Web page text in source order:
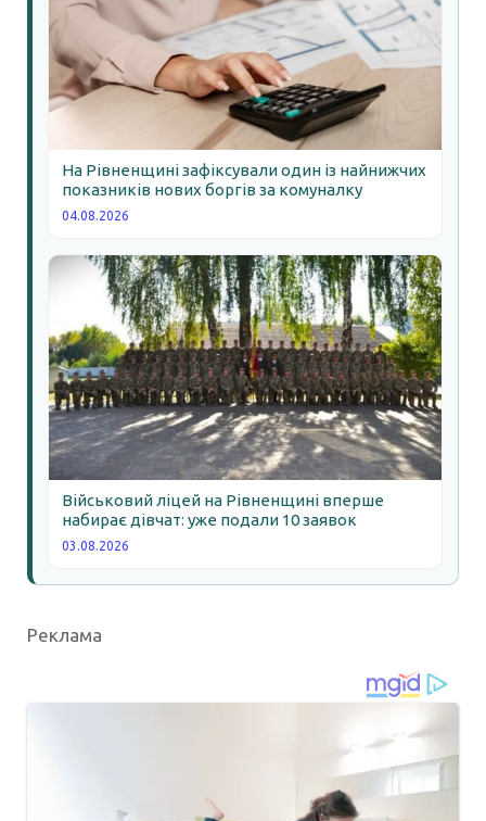
На Рівненщині зафіксували один із найнижчих
показників нових боргів за комуналку
04.08.2026
Військовий ліцей на Рівненщині вперше
набирає дівчат: уже подали 10 заявок
03.08.2026
Реклама